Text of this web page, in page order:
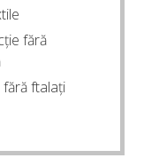
fără
ftalați